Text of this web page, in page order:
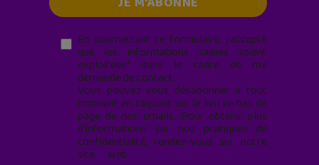
En soumettant ce formulaire, j’accepte
que les informations saisies soient
exploitées* dans le cadre de ma
demande de contact.
Vous pouvez vous désabonner à tout
moment en cliquant sur le lien en bas de
page de nos emails. Pour obtenir plus
d'informations sur nos pratiques de
confidentialité, rendez-vous sur notre
site web